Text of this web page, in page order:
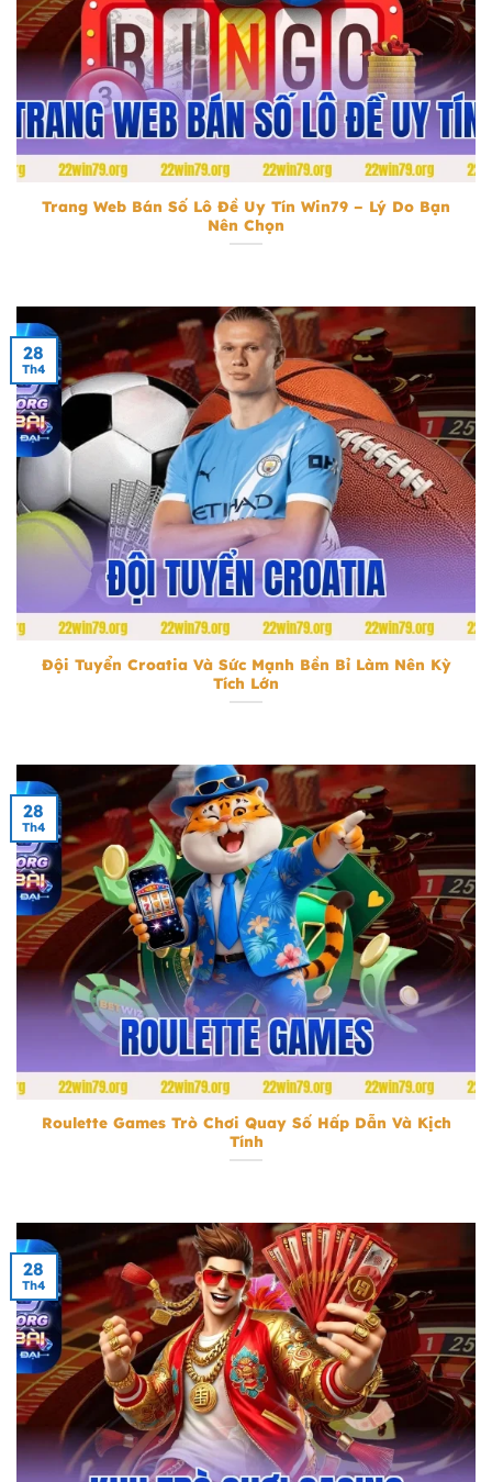
Trang Web Bán Số Lô Đề Uy Tín
Trang Web Bán Số Lô Đề Uy Tín Win79 – Lý Do Bạn
Nên Chọn
Đội Tuyển Croatia
Đội Tuyển Croatia Và Sức Mạnh Bền Bỉ Làm Nên Kỳ
Tích Lớn
28
Th4
Roulette Games
Roulette Games Trò Chơi Quay Số Hấp Dẫn Và Kịch
Tính
28
Th4
28
Th4